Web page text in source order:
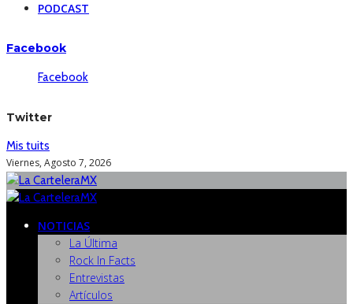
PODCAST
Facebook
Facebook
Twitter
Mis tuits
Viernes, Agosto 7, 2026
NOTICIAS
La Última
Rock In Facts
Entrevistas
Artículos